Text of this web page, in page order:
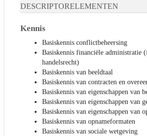
DESCRIPTORELEMENTEN
Kennis
Basiskennis conflictbeheersing
Basiskennis financiële administratie
handelsrecht)
Basiskennis van beeldtaal
Basiskennis van contracten en
Basiskennis van eigenschappen van
Basiskennis van eigenschappen van
Basiskennis van eigenschappen van
Basiskennis van opnameformaten
Basiskennis van sociale wetgeving